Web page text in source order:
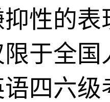
性的表
限于全
四六